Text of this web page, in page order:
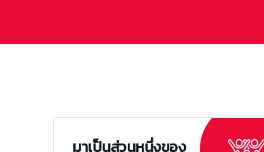
มาเป็นส่วนหนึ่งของ